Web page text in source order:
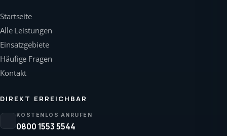
Startseite
Alle Leistungen
Einsatzgebiete
Häufige Fragen
Kontakt
DIREKT ERREICHBAR
KOSTENLOS ANRUFEN
0800 1553 5544